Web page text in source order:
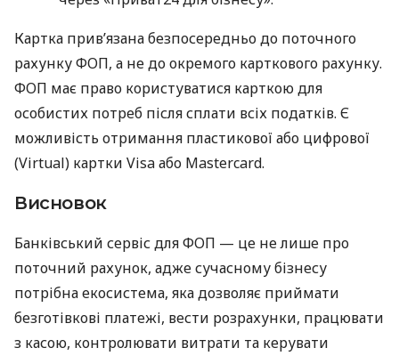
Картка прив’язана безпосередньо до поточного
рахунку ФОП, а не до окремого карткового рахунку.
ФОП має право користуватися карткою для
особистих потреб після сплати всіх податків. Є
можливість отримання пластикової або цифрової
(Virtual) картки Visa або Mastercard.
Висновок
Банківський сервіс для ФОП — це не лише про
поточний рахунок, адже сучасному бізнесу
потрібна екосистема, яка дозволяє приймати
безготівкові платежі, вести розрахунки, працювати
з касою, контролювати витрати та керувати